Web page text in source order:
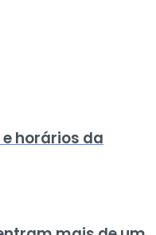
horários da